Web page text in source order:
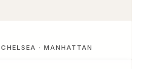
· MANHATTAN